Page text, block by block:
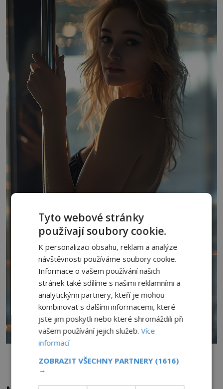
ulice…
Tyto webové stránky
používají soubory cookie.
K personalizaci obsahu, reklam a analýze
návštěvnosti používáme soubory cookie.
Informace o vašem používání našich
stránek také sdílíme s našimi reklamními a
analytickými partnery, kteří je mohou
kombinovat s dalšími informacemi, které
jste jim poskytli nebo které shromáždili při
vašem používání jejich služeb.Více
informací
ZOBRAZIT VŠECHNY PARTNERY (1616)
→